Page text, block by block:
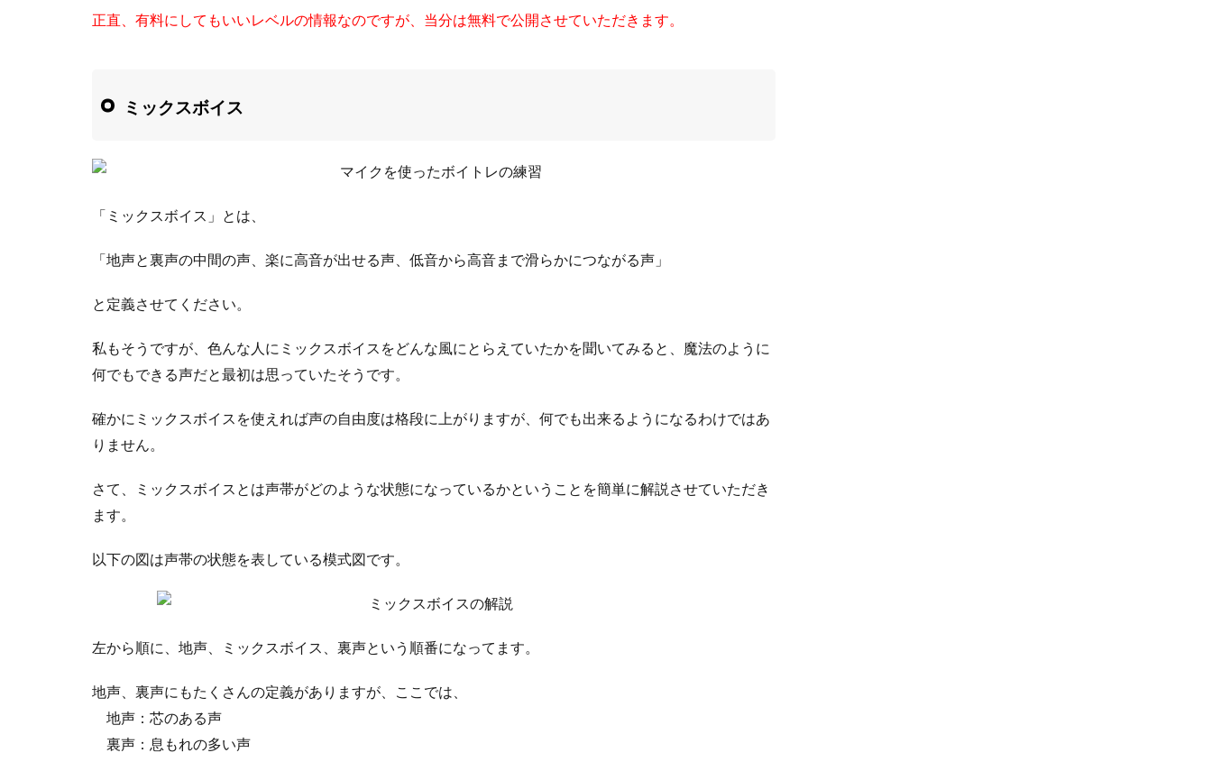
正直、有料にしてもいいレベルの情報なのですが、当分は無料で公開させていただきます。
ミックスボイス
「ミックスボイス」とは、
「地声と裏声の中間の声、楽に高音が出せる声、低音から高音まで滑らかにつながる声」
と定義させてください。
私もそうですが、色んな人にミックスボイスをどんな風にとらえていたかを聞いてみると、魔法のように
何でもできる声だと最初は思っていたそうです。
確かにミックスボイスを使えれば声の自由度は格段に上がりますが、何でも出来るようになるわけではあ
りません。
さて、ミックスボイスとは声帯がどのような状態になっているかということを簡単に解説させていただき
ます。
以下の図は声帯の状態を表している模式図です。
左から順に、地声、ミックスボイス、裏声という順番になってます。
地声、裏声にもたくさんの定義がありますが、ここでは、
地声：芯のある声
裏声：息もれの多い声